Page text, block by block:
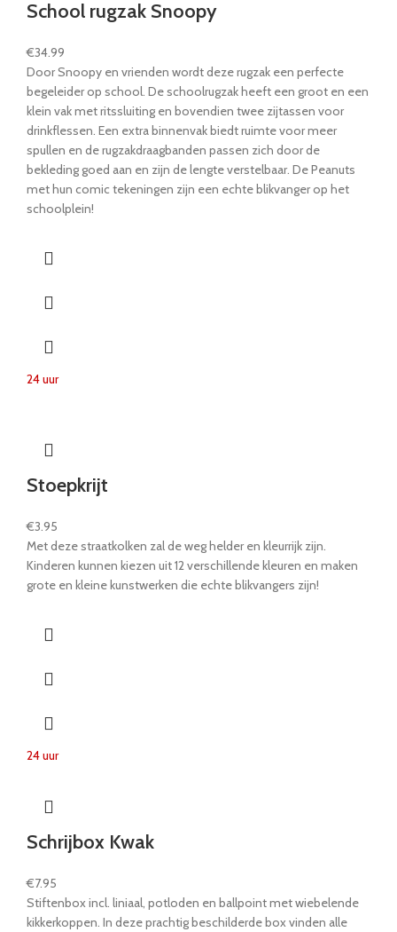
School rugzak Snoopy
€34.99
Door Snoopy en vrienden wordt deze rugzak een perfecte
begeleider op school. De schoolrugzak heeft een groot en een
klein vak met ritssluiting en bovendien twee zijtassen voor
drinkflessen. Een extra binnenvak biedt ruimte voor meer
spullen en de rugzakdraagbanden passen zich door de
bekleding goed aan en zijn de lengte verstelbaar. De Peanuts
met hun comic tekeningen zijn een echte blikvanger op het
schoolplein!
24 uur
Stoepkrijt
€3.95
Met deze straatkolken zal de weg helder en kleurrijk zijn.
Kinderen kunnen kiezen uit 12 verschillende kleuren en maken
grote en kleine kunstwerken die echte blikvangers zijn!
24 uur
Schrijbox Kwak
€7.95
Stiftenbox incl. liniaal, potloden en ballpoint met wiebelende
kikkerkoppen. In deze prachtig beschilderde box vinden alle